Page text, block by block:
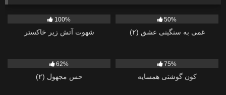
100%
شهوت آتش زیر خاکستر
50%
غمی به سنگینی عشق (۲)
62%
حس مجهول (۲)
75%
کون گوشتی همسایه